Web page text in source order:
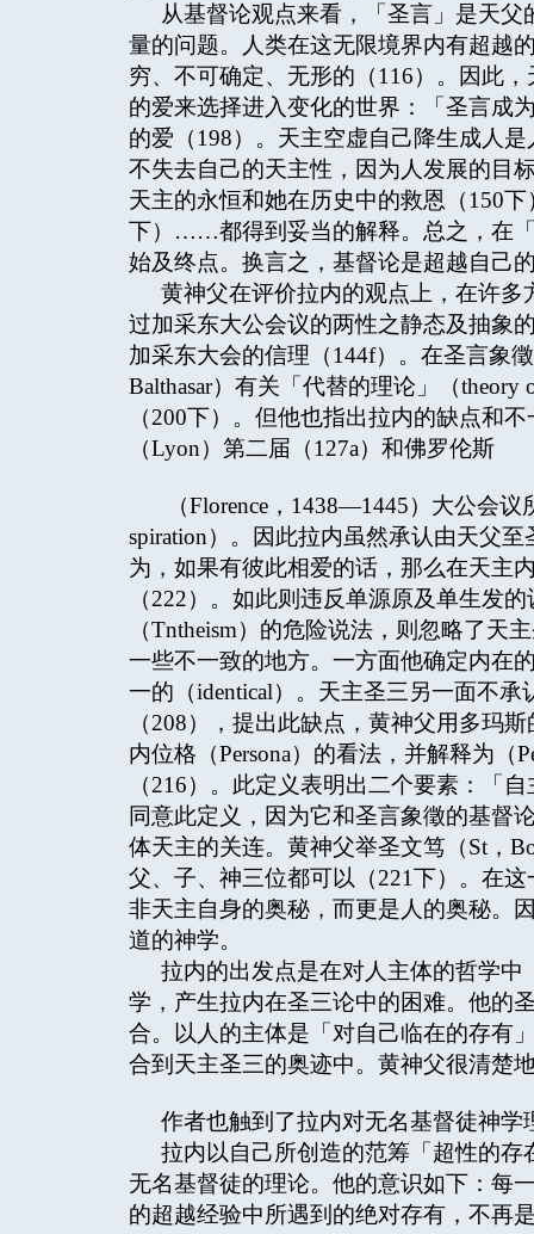
从基督论观点来看，「圣言」是天父
量的问题。人类在这无限境界内有超越
穷、不可确定、无形的（116）。因此
的爱来选择进入变化的世界：「圣言成
的爱（198）。天主空虚自己降生成人
不失去自己的天主性，因为人发展的目
天主的永恒和她在历史中的救恩（150
下）……都得到妥当的解释。总之，在
始及终点。换言之，基督论是超越自己
黄神父在评价拉内的观点上，在许
过加采东大公会议的两性之静态及抽象
加采东大会的信理（144f）。在圣言象
Balthasar）有关「代替的理论」（theory
（200下）。但他也指出拉内的缺点和
（Lyon）第二届（127a）和佛罗伦斯
（Florence，1438—1445）大公会议
spiration）。因此拉内虽然承认由天父
为，如果有彼此相爱的话，那么在天主
（222）。如此则违反单源原及单生发
（Tntheism）的危险说法，则忽略了天
一些不一致的地方。一方面他确定内在
一的（identical）。天主圣三另一面不
（208），提出此缺点，黄神父用多玛
内位格（Persona）的看法，并解释为（
（216）。此定义表明出二个要素：「
同意此定义，因为它和圣言象徵的基督
体天主的关连。黄神父举圣文笃（St，
父、子、神三位都可以（221下）。在
非天主自身的奥秘，而更是人的奥秘。
道的神学。
拉内的出发点是在对人主体的哲学
学，产生拉内在圣三论中的困难。他的
合。以人的主体是「对自己临在的存有
合到天主圣三的奥迹中。黄神父很清楚
作者也触到了拉内对无名基督徒神学
拉内以自己所创造的范筹「超性的存
无名基督徒的理论。他的意识如下：每
的超越经验中所遇到的绝对存有，不再